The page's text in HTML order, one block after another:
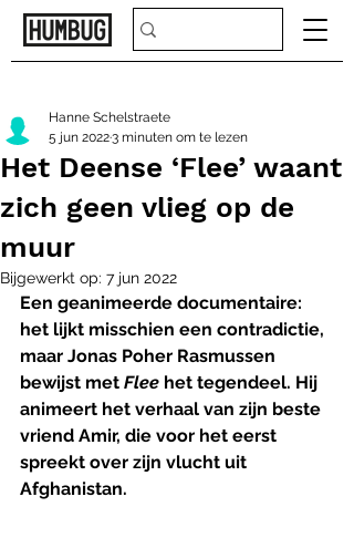
Het Deense ‘Flee’ waant
zich geen vlieg op de
muur
Hanne Schelstraete
5 jun 20223 minuten om te lezen
Bijgewerkt op: 7 jun 2022
Een geanimeerde documentaire:
het lijkt misschien een contradictie,
maar Jonas Poher Rasmussen
bewijst met Flee het tegendeel. Hij
animeert het verhaal van zijn beste
vriend Amir, die voor het eerst
spreekt over zijn vlucht uit
Afghanistan.